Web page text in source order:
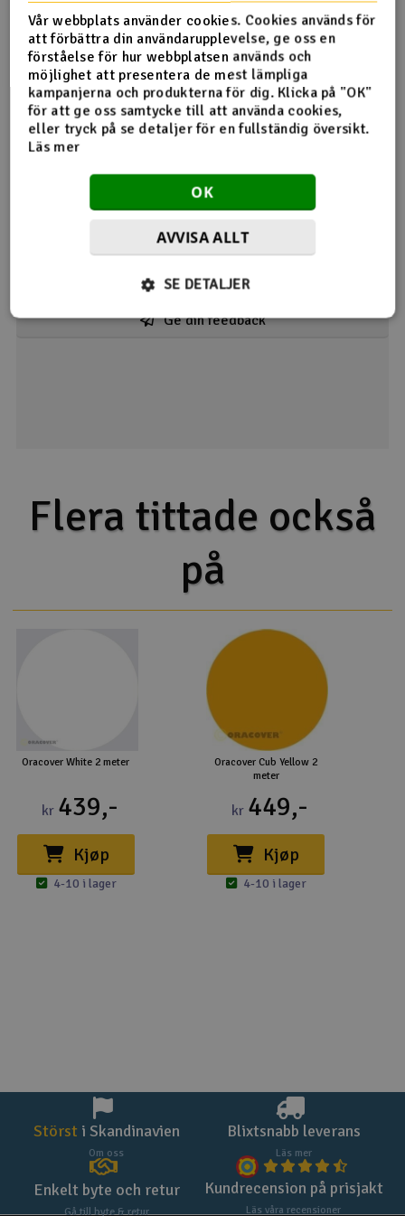
Here is how it works As PROFILM is ironed on, its integral
adhesive melts onto the wood to guarantee a dynamic
bond. However, when PROFILM is removed it does not
leave layers of tacky colour pigment over your ribs or
veneers because the pigment layer is not part of the
adhesive layer - thanks to the Advanced Multi-Layer
System that integrates these layers.
Produktrecensioner
Oracover Ferrari Red
24.01.2022 av FRED-ARE
Flott produkt, rask levering
2
Visar 1 /1kommentarer
Ge din feedback
Flera tittade också
på
Oracover White 2 meter
kr 439,-
Kjøp
4-10 i lager
Oracover Cub Yellow 2
meter
kr 449,-
Kjøp
4-10 i lager
Störst i Skandinavien
Om oss
Blixtsnabb leverans
Läs mer
Enkelt byte och retur
Gå till byte & retur
Kundrecension på prisjakt
Läs våra recensioner
Vår webbplats använder cookies. Cookies används för
att förbättra din användarupplevelse, ge oss en
förståelse för hur webbplatsen används och
möjlighet att presentera de mest lämpliga
kampanjerna och produkterna för dig. Klicka på "OK"
för att ge oss samtycke till att använda cookies,
eller tryck på se detaljer för en fullständig översikt.
Läs mer
OK
AVVISA ALLT
SE DETALJER